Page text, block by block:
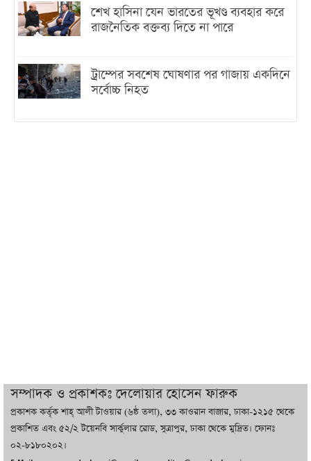
শেখ হাসিনা যেন ভারতের ভূখণ্ড ব্যবহার করে
রাজনৈতিক বক্তব্য দিতে না পারে
ট্রাম্পের সবশেষ ঘোষণার পর গাজায় একদিনে
সর্বোচ্চ নিহত
দুবাইয়ে বেনজীরের জামিন বাতিল করতে ল
ফার্ম নিয়োগ করেছে সরকার
সম্পাদক ও প্রকাশকঃ দেলোয়ার হোসেন ফারুক
প্রকাশক কর্তৃক শাহ্ আলী টাওয়ার (৬ষ্ঠ তলা), ৩৩ কাওরান বাজার, ঢাকা-১২১৫ থেকে
প্রকাশিত এবং ৫২/২ টয়েনবি সার্কুলার রোড, সুত্রাপুর, ঢাকা থেকে মুদ্রিত। ফোনঃ
০২-৮১৮০২০২।